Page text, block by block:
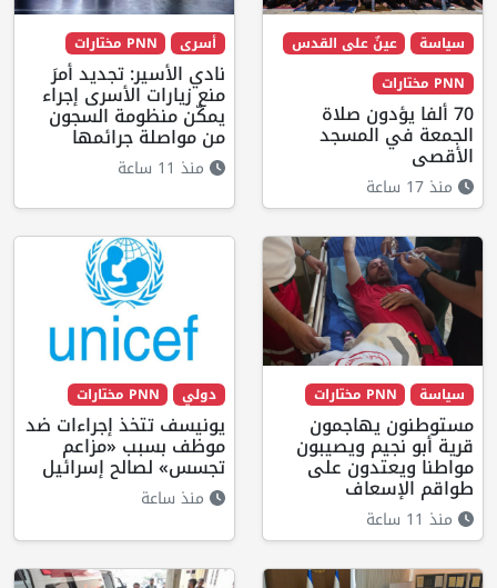
سياسة
عينٌ على القدس
PNN مختارات
70 ألفا يؤدون صلاة
الجمعة في المسجد
الأقصى
منذ 17 ساعة
أسرى PNN مختارات
نادي الأسير: تجديد أمرَ
منع زيارات الأسرى إجراء
يمكّن منظومة السجون
من مواصلة جرائمها
منذ 11 ساعة
سياسة PNN مختارات
مستوطنون يهاجمون
قرية أبو نجيم ويصيبون
مواطنا ويعتدون على
طواقم الإسعاف
منذ 11 ساعة
دولي PNN مختارات
يونيسف تتخذ إجراءات ضد
موظف بسبب «مزاعم
تجسس» لصالح إسرائيل
منذ ساعة